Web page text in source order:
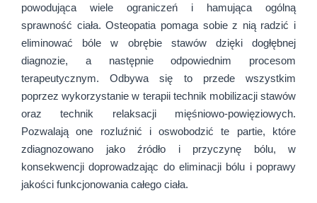
powodująca wiele ograniczeń i hamująca ogólną
sprawność ciała. Osteopatia pomaga sobie z nią radzić i
eliminować bóle w obrębie stawów dzięki dogłębnej
diagnozie, a następnie odpowiednim procesom
terapeutycznym. Odbywa się to przede wszystkim
poprzez wykorzystanie w terapii technik mobilizacji stawów
oraz technik relaksacji mięśniowo-powięziowych.
Pozwalają one rozluźnić i oswobodzić te partie, które
zdiagnozowano jako źródło i przyczynę bólu, w
konsekwencji doprowadzając do eliminacji bólu i poprawy
jakości funkcjonowania całego ciała.